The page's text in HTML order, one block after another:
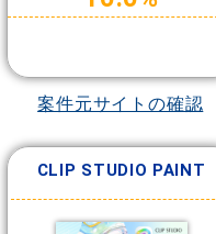
案件元サイトの確認
CLIP STUDIO PAINT